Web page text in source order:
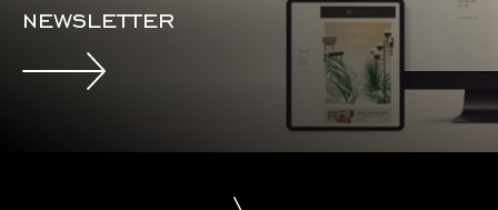
newsletter